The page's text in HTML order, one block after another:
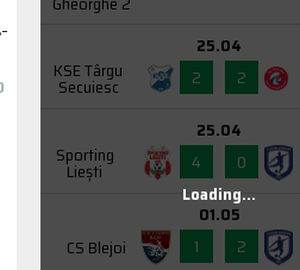
KSE Târgu
Secuiesc
25.04
2
2
Sporting
Liești
25.04
4
0
CS Blejoi
01.05
1
2
Loading...